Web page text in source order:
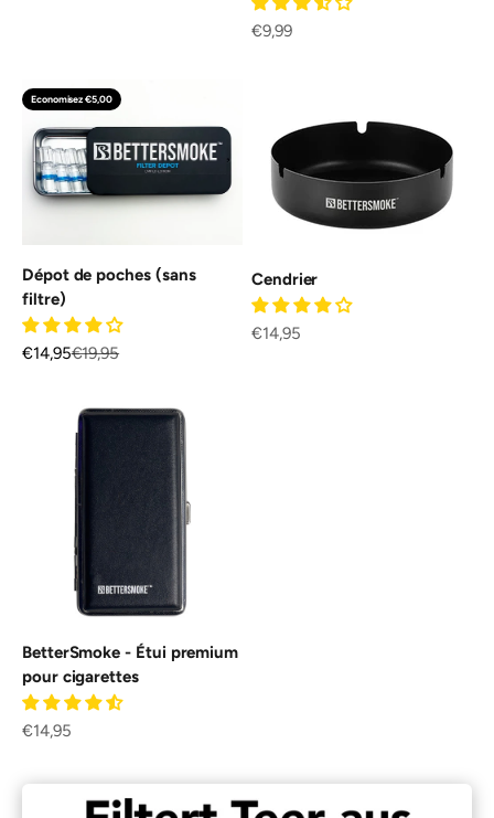
Prix de vente
€9,99
Economisez €5,00
Dépot de poches (sans
filtre)
Prix de vente
€14,95Prix normal
€19,95
Cendrier
Prix de vente
€14,95
BetterSmoke - Étui premium
pour cigarettes
Prix de vente
€14,95